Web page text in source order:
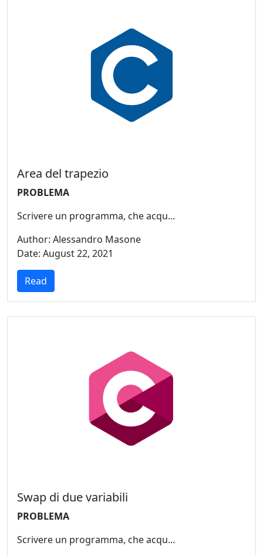
Area del trapezio
PROBLEMA
Scrivere un programma, che acqu...
Author: Alessandro Masone
Date: August 22, 2021
Read
Swap di due variabili
PROBLEMA
Scrivere un programma, che acqu...